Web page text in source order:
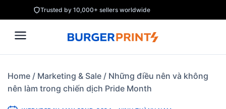
to
content
Trusted by 10,000+ sellers worldwide
Home / Marketing & Sale / Những điều nên và không
nên làm trong chiến dịch Pride Month